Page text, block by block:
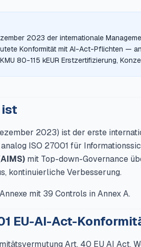
2023 der internationale
Konformität mit AI-Act-Pflichten —
80-115 kEUR Erstzertifizierung,
ist
2023) ist der erste
ISO 27001 für
mit Top-down-Governance
kontinuierliche Verbesserung.
mit 39 Controls in Annex A.
EU-AI-Act-
Art. 40 EU AI Act.